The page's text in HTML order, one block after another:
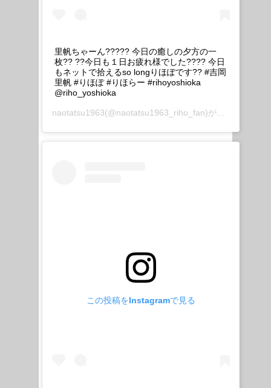
里帆ちゃーん????? 今日の癒しの夕方の一
枚?? ??今日も１日お疲れ様でした???? 今日
もネットで拾えるso longりほぽです?? #吉岡
里帆 #りほぽ #りほらー #rihoyoshioka
@riho_yoshioka
naotatsu1963(@naotatsu1963_riho_fan)がシェアした投稿 –
この投稿をInstagramで見る